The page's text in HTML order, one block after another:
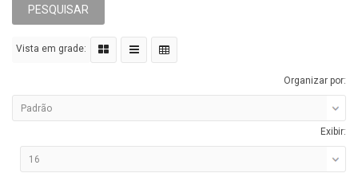
Vista em grade:
Organizar por:
Exibir: